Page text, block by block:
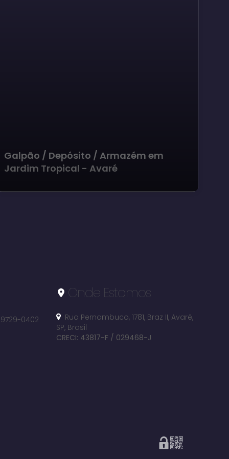
Galpão / Depósito / Armazém em
Jardim Tropical - Avaré
0402
Onde Estamos
Rua Pernambuco, 1781, Braz II, Avaré,
SP, Brasil
CRECI: 43817-F / 029468-J